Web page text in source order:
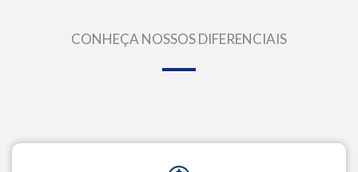
CONHEÇA NOSSOS DIFERENCIAIS